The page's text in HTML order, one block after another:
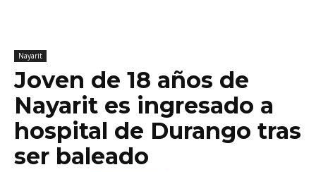
Nayarit
Joven de 18 años de
Nayarit es ingresado a
hospital de Durango tras
ser baleado